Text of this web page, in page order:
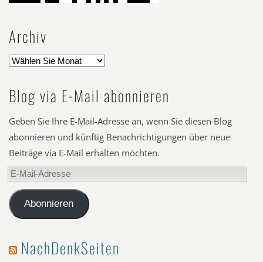
Archiv
Blog via E-Mail abonnieren
Geben Sie Ihre E-Mail-Adresse an, wenn Sie diesen Blog
abonnieren und künftig Benachrichtigungen über neue
Beiträge via E-Mail erhalten möchten.
E-
Mail-
AdresseAbonnieren
NachDenkSeiten